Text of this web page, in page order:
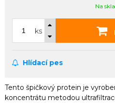
Na
ks
Hlídací pes
Tento špičkový protein je
koncentrátu metodou